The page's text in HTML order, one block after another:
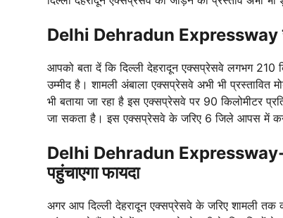
Delhi Dehradun Expressway से
आपको बता दें कि दिल्ली देहरादून एक्सप्रेसवे लगभग 210
उम्मीद है। शामली अंबाला एक्सप्रेसवे अभी भी
भी बताया जा रहा है इस एक्सप्रेसवे पर 90 किलोमीटर
जा सकता है। इस एक्सप्रेसवे के जरिए 6 जिले आपस में
Delhi Dehradun Expressway-
पहुंचाएगा फायदा
अगर आप दिल्ली देहरादून एक्सप्रेसवे के जरिए शामली